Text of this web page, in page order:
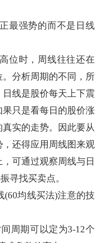
最强势的而不是日线
位时，周线往往还在
分析周期的不同，所
线是股价每天上下震
只是看每日的股价涨
实的走势。因此要从
还得应用周线图来观
可通过观察周线与日
寻找买卖点。
均线买法)注意的技
周期可以定为3-12个